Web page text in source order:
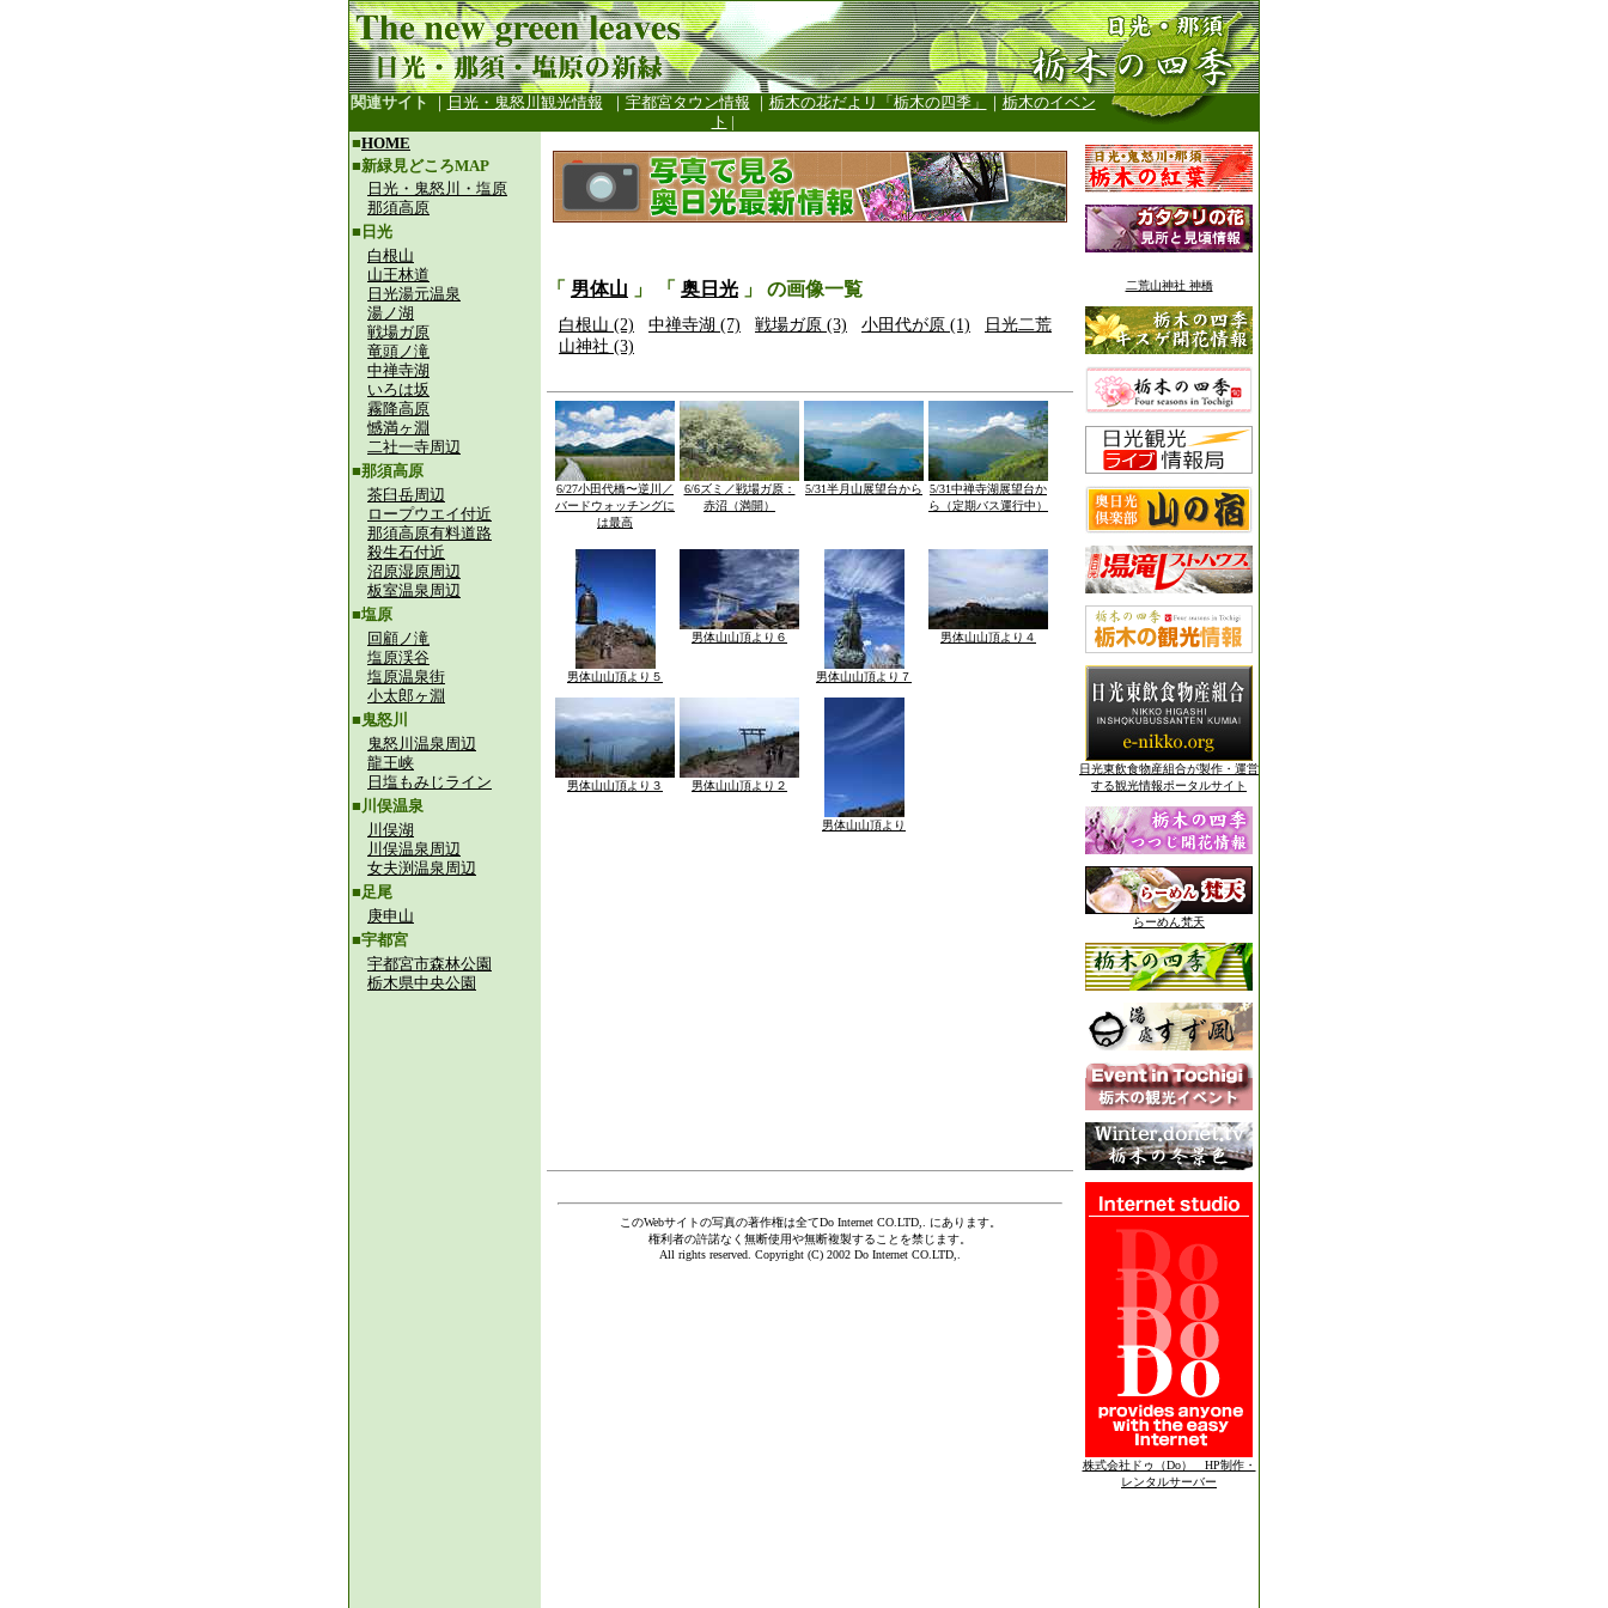
関連サイト ｜ 日光・鬼怒川観光情報 ｜ 宇都宮タウン情報 ｜ 栃木の花だよリ「栃木の四季」 ｜ 栃木のイベン
ト |
■HOME
■新緑見どころMAP
日光・鬼怒川・塩原
那須高原
■日光
白根山
山王林道
日光湯元温泉
湯ノ湖
戦場ガ原
竜頭ノ滝
中禅寺湖
いろは坂
霧降高原
憾満ヶ淵
二社一寺周辺
■那須高原
茶臼岳周辺
ロープウエイ付近
那須高原有料道路
殺生石付近
沼原湿原周辺
板室温泉周辺
■塩原
回顧ノ滝
塩原渓谷
塩原温泉街
小太郎ヶ淵
■鬼怒川
鬼怒川温泉周辺
龍王峡
日塩もみじライン
■川俣温泉
川俣湖
川俣温泉周辺
女夫渕温泉周辺
■足尾
庚申山
■宇都宮
宇都宮市森林公園
栃木県中央公園
「 男体山 」 「 奥日光 」 の画像一覧
白根山 (2) 中禅寺湖 (7) 戦場ガ原 (3) 小田代が原 (1)
日光二荒
山神社 (3)
6/27小田代橋〜逆川／
バードウォッチングに
は最高
6/6ズミ／戦場ガ原：
赤沼（満開）
5/31半月山展望台から
5/31中禅寺湖展望台か
ら（定期バス運行中）
男体山山頂より５
男体山山頂より６
男体山山頂より７
男体山山頂より４
男体山山頂より３ 男体山山頂より２
男体山山頂より
このWebサイトの写真の著作権は全てDo Internet CO.LTD,.
にあります。
権利者の許諾なく無断使用や無断複製することを禁じます。
All rights reserved. Copyright (C) 2002 Do Internet CO.LTD,.
二荒山神社 神橋
日光東飲食物産組合が製作・運営
する観光情報ポータルサイト
らーめん梵天
株式会社ドゥ（Do） HP制作・
レンタルサーバー